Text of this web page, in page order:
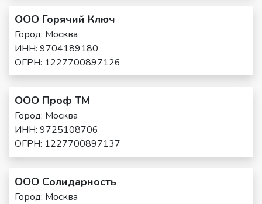
ООО Горячий Ключ
Город: Москва
ИНН: 9704189180
ОГРН: 1227700897126
ООО Проф ТМ
Город: Москва
ИНН: 9725108706
ОГРН: 1227700897137
ООО Солидарность
Город: Москва